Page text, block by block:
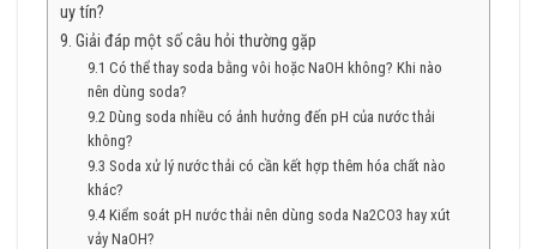
uy tín?
9. Giải đáp một số câu hỏi thường gặp
9.1 Có thể thay soda bằng vôi hoặc NaOH không? Khi nào
nên dùng soda?
9.2 Dùng soda nhiều có ảnh hưởng đến pH của nước thải
không?
9.3 Soda xử lý nước thải có cần kết hợp thêm hóa chất nào
khác?
9.4 Kiểm soát pH nước thải nên dùng soda Na2CO3 hay xút
vảy NaOH?